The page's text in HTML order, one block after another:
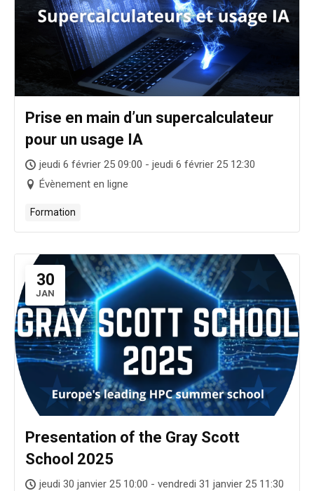
Prise en main d’un supercalculateur
pour un usage IA
jeudi 6 février 25 09:00 - jeudi 6 février 25 12:30
Évènement en ligne
Formation
30
JAN
Presentation of the Gray Scott
School 2025
jeudi 30 janvier 25 10:00 - vendredi 31 janvier 25 11:30